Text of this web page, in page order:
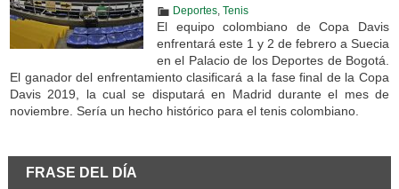
Deportes, Tenis
El equipo colombiano de Copa Davis
enfrentará este 1 y 2 de febrero a Suecia
en el Palacio de los Deportes de Bogotá.
El ganador del enfrentamiento clasificará a la fase final de la Copa
Davis 2019, la cual se disputará en Madrid durante el mes de
noviembre. Sería un hecho histórico para el tenis colombiano.
FRASE DEL DÍA